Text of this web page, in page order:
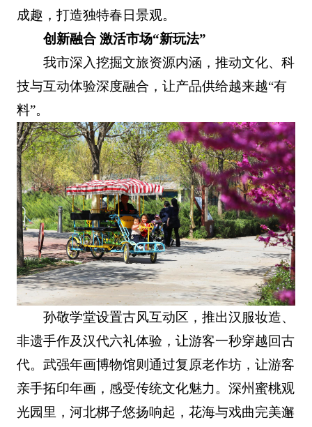
成趣，打造独特春日景观。
创新融合 激活市场“新玩法”
我市深入挖掘文旅资源内涵，推动文化、科
技与互动体验深度融合，让产品供给越来越“有
料”。
孙敬学堂设置古风互动区，推出汉服妆造、
非遗手作及汉代六礼体验，让游客一秒穿越回古
代。武强年画博物馆则通过复原老作坊，让游客
亲手拓印年画，感受传统文化魅力。深州蜜桃观
光园里，河北梆子悠扬响起，花海与戏曲完美邂